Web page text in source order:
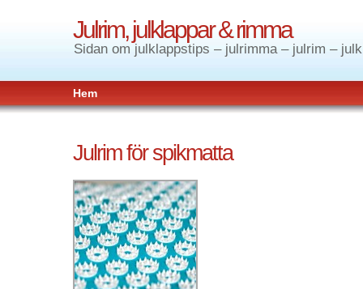
Julrim, julklappar & rimma
Sidan om julklappstips – julrimma – julrim –
Hem
Julrim för spikmatta